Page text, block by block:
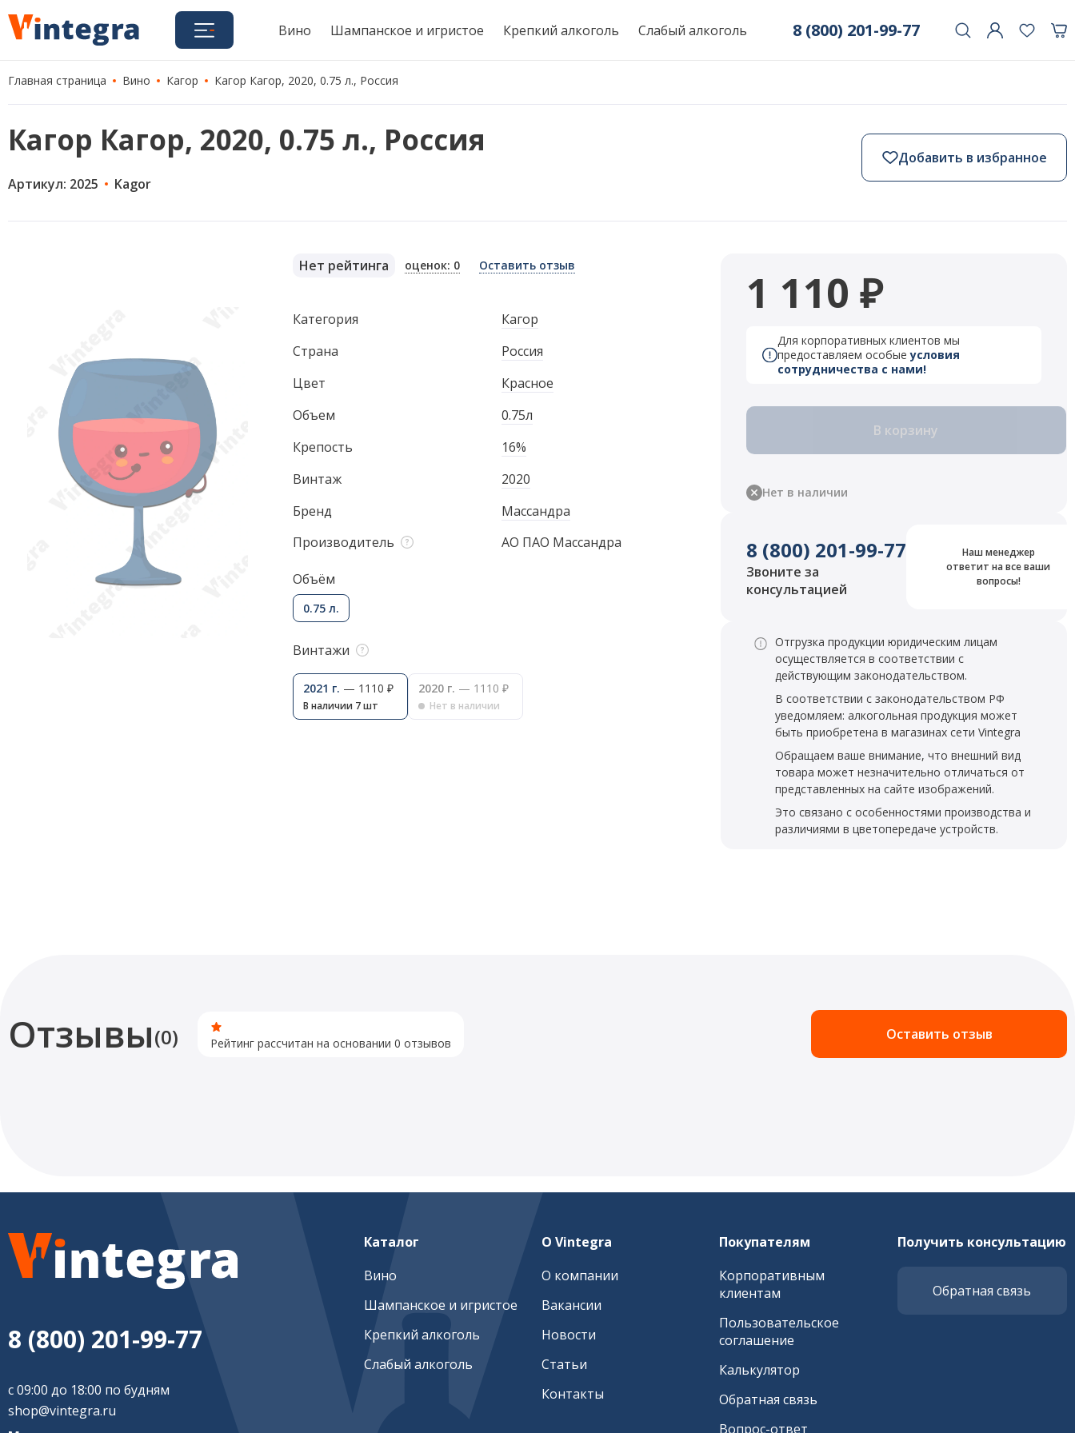
Вино Шампанское и игристое Крепкий алкоголь Слабый алкоголь 8 (800) 201-99-77
Главная страница Вино Кагор Кагор Кагор, 2020, 0.75 л., Россия
Кагор Кагор, 2020, 0.75 л., Россия
Артикул: 2025 Kagor
Добавить в избранное
Нет рейтинга оценок: 0 Оставить отзыв
Категория
Кагор
Страна
Россия
Цвет
Красное
Объем
0.75л
Крепость
16%
Винтаж
2020
Бренд
Массандра
Производитель
АО ПАО Массандра
Объём
0.75 л.
Винтажи
2021 г. — 1110 ₽
В наличии 7 шт
2020 г. — 1110 ₽
Нет в наличии
1 110 ₽
Для корпоративных клиентов мы
предоставляем особыеусловия
сотрудничества с нами!
В корзину
Нет в наличии
8 (800) 201-99-77
Звоните за
консультацией
Наш менеджер
ответит на все ваши
вопросы!
Отгрузка продукции юридическим лицам
осуществляется в соответствии с
действующим законодательством.
В соответствии с законодательством РФ
уведомляем: алкогольная продукция может
быть приобретена в магазинах сети Vintegra
Обращаем ваше внимание, что внешний вид
товара может незначительно отличаться от
представленных на сайте изображений.
Это связано с особенностями производства и
различиями в цветопередаче устройств.
Отзывы(0) Рейтинг рассчитан на основании 0 отзывов Оставить отзыв
8 (800) 201-99-77
с 09:00 до 18:00 по будням
shop@vintegra.ru
Каталог
Вино
Шампанское и игристое
Крепкий алкоголь
Слабый алкоголь
О Vintegra
О компании
Вакансии
Новости
Статьи
Контакты
Покупателям
Корпоративным
клиентам
Пользовательское
соглашение
Калькулятор
Обратная связь
Вопрос-ответ
Получить консультацию
Обратная связь